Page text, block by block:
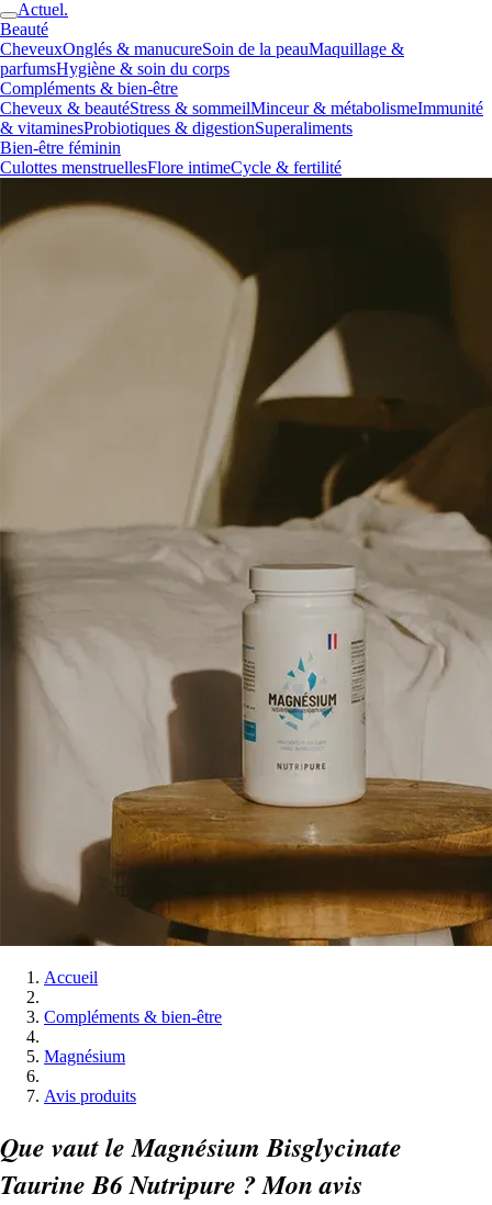
Actuel.
Beauté
CheveuxOnglés & manucureSoin de la peauMaquillage &
parfumsHygiène & soin du corps
Compléments & bien-être
Cheveux & beautéStress & sommeilMinceur & métabolismeImmunité
& vitaminesProbiotiques & digestionSuperaliments
Bien-être féminin
Culottes menstruellesFlore intimeCycle & fertilité
Accueil
Compléments & bien-être
Magnésium
Avis produits
Que vaut le Magnésium Bisglycinate
Taurine B6 Nutripure ? Mon avis